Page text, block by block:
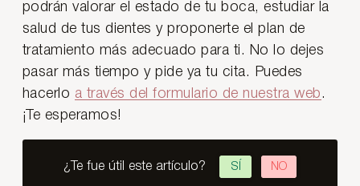
podrán valorar el estado de tu boca, estudiar la
salud de tus dientes y proponerte el plan de
tratamiento más adecuado para ti. No lo dejes
pasar más tiempo y pide ya tu cita. Puedes
hacerlo a través del formulario de nuestra web.
¡Te esperamos!
¿Te fue útil este artículo? SÍ NO